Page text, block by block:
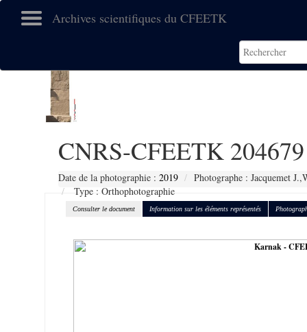
Archives scientifiques du CFEETK
CNRS-CFEETK 204679
Date de la photographie : 2019
Photographe : Jacquemet
Type : Orthophotographie
Consulter le document Information sur les éléments représentés